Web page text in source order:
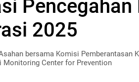
Pencegahan
2025
bersama Komisi Pemberantasan
Monitoring Center for Prevention